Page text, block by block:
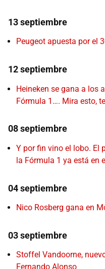
13 septiembre
Peugeot apuesta por el
12 septiembre
Heineken se gana a los
Fórmula 1…. Mira esto,
08 septiembre
Y por fin vino el lobo. El
la Fórmula 1 ya está en
04 septiembre
Nico Rosberg gana en
03 septiembre
Stoffel Vandoorne,
Fernando Alonso